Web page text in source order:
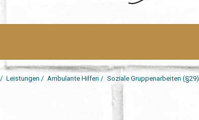
/ Leistungen / Ambulante Hilfen / Soziale Gruppenarbeiten (§29)